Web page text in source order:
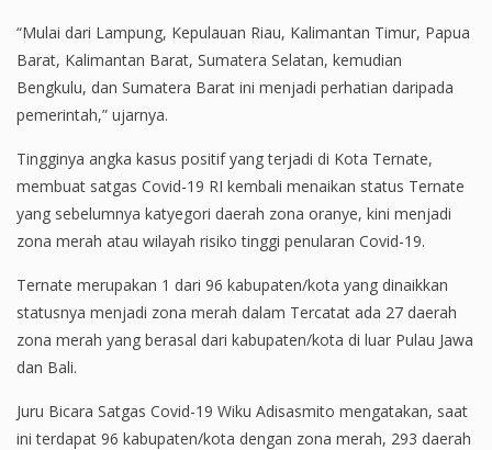
“Mulai dari Lampung, Kepulauan Riau, Kalimantan Timur, Papua
Barat, Kalimantan Barat, Sumatera Selatan, kemudian
Bengkulu, dan Sumatera Barat ini menjadi perhatian daripada
pemerintah,” ujarnya.
Tingginya angka kasus positif yang terjadi di Kota Ternate,
membuat satgas Covid-19 RI kembali menaikan status Ternate
yang sebelumnya katyegori daerah zona oranye, kini menjadi
zona merah atau wilayah risiko tinggi penularan Covid-19.
Ternate merupakan 1 dari 96 kabupaten/kota yang dinaikkan
statusnya menjadi zona merah dalam Tercatat ada 27 daerah
zona merah yang berasal dari kabupaten/kota di luar Pulau Jawa
dan Bali.
Juru Bicara Satgas Covid-19 Wiku Adisasmito mengatakan, saat
ini terdapat 96 kabupaten/kota dengan zona merah, 293 daerah